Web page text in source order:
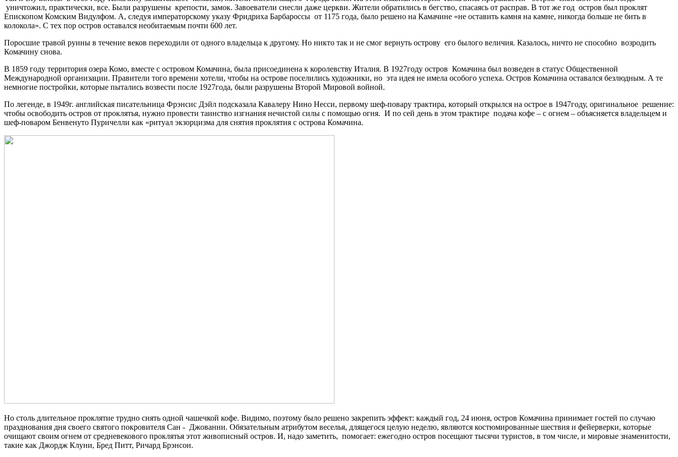
уничтожил, практически, все. Были разрушены крепости, замок. Завоеватели снесли даже церкви. Жители обратились в бегство, спасаясь от расправ. В тот же год остров был проклят
Епископом Комским Видулфом. А, следуя императорскому указу Фридриха Барбароссы от 1175 года, было решено на Камачине «не оставить камня на камне, никогда больше не бить в
колокола». С тех пор остров оставался необитаемым почти 600 лет.
Поросшие травой руины в течение веков переходили от одного владельца к другому. Но никто так и не смог вернуть острову его былого величия. Казалось, ничто не способно возродить
Комачину снова.
В 1859 году территория озера Комо, вместе с островом Комачина, была присоединена к королевству Италия. В 1927году остров Комачина был возведен в статус Общественной
Международной организации. Правители того времени хотели, чтобы на острове поселились художники, но эта идея не имела особого успеха. Остров Комачина оставался безлюдным. А те
немногие постройки, которые пытались возвести после 1927года, были разрушены Второй Мировой войной.
По легенде, в 1949г. английская писательница Фрэнсис Дэйл подсказала Кавалеру Нино Несси, первому шеф-повару трактира, который открылся на острое в 1947году, оригинальное решение:
чтобы освободить остров от проклятья, нужно провести таинство изгнания нечистой силы с помощью огня. И по сей день в этом трактире подача кофе – с огнем – объясняется владельцем и
шеф-поваром Бенвенуто Пуричелли как «ритуал экзорцизма для снятия проклятия с острова Комачина.
Но столь длительное проклятие трудно снять одной чашечкой кофе. Видимо, поэтому было решено закрепить эффект: каждый год, 24 июня, остров Комачина принимает гостей по случаю
празднования дня своего святого покровителя Сан - Джованни. Обязательным атрибутом веселья, длящегося целую неделю, являются костюмированные шествия и фейерверки, которые
очищают своим огнем от средневекового проклятья этот живописный остров. И, надо заметить, помогает: ежегодно остров посещают тысячи туристов, в том числе, и мировые знаменитости,
такие как Джордж Клуни, Бред Питт, Ричард Брэнсон.